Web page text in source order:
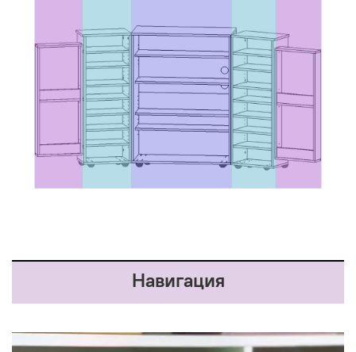
Навигация